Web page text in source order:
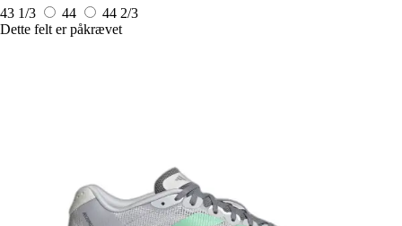
43 1/3
44
44 2/3
Dette felt er påkrævet